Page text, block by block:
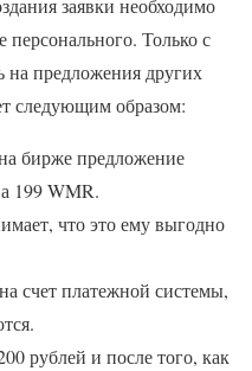
заявки необходимо
Только с
на предложения других
следующим образом:
бирже предложение
199 WMR.
что это ему выгодно
счет платежной системы,
рублей и после того, как